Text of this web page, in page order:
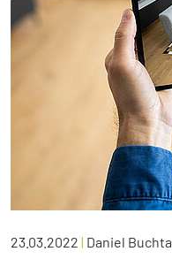
23.03.2022 | Daniel Buchta